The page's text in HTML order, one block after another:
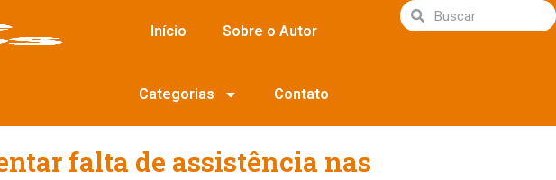
Início Sobre o Autor
Categorias Contato
falta de assistência nas